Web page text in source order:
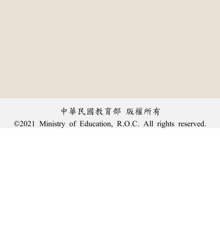
中華民國教育部 版權所有
©2021 Ministry of Education, R.O.C. All rights reserved.